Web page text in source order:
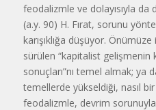
feodalizmle ve dolayısıyla da
(a.y. 90) H. Fırat, sorunu
karışıklığa düşüyor.
sürülen “kapitalist gelişmenin
sonuçları”nı temel almak; ya
temellerde yükseldiği, nasıl
feodalizmle, devrim sorunuyla